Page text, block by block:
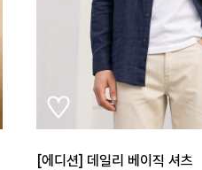
[에디션] 데일리 베이직 셔츠